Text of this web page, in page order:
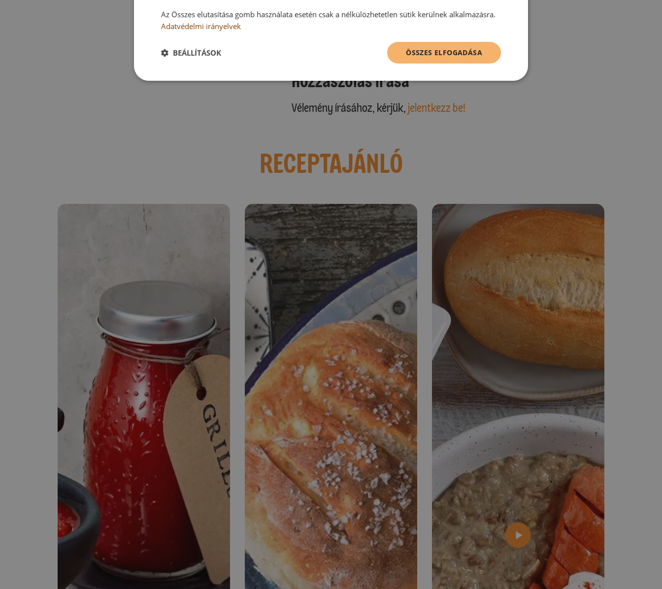
Hozzászólás írása
Vélemény írásához, kérjük, jelentkezz be!
RECEPTAJÁNLÓ
Az Összes elutasítása gomb használata esetén csak a nélkülözhetetlen sütik kerülnek alkalmazásra.
Adatvédelmi irányelvek
ÖSSZES ELFOGADÁSA
BEÁLLÍTÁSOK